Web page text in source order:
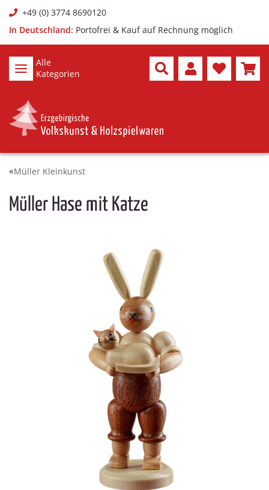
+49 (0) 3774 8690120
In Deutschland: Portofrei & Kauf auf Rechnung möglich
Alle
Kategorien
Müller Kleinkunst
Müller Hase mit Katze